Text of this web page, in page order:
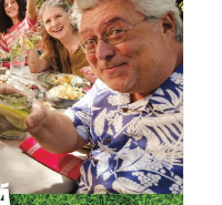
close